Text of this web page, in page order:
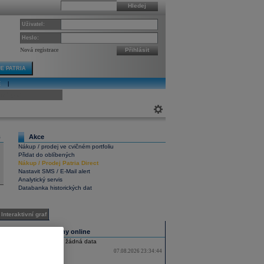
Hledej
Uživatel:
Heslo:
Nová registrace Přihlásit
PATRIA
Akce
Nákup / prodej ve cvičném portfoliu
Přidat do oblíbených
Nákup/ Prodej Patria Direct
Nastavit SMS / E-Mail alert
Analytický servis
Databanka historických dat
Interaktivní graf
Všechny trhy online
Nebyla nalezena žádná data
07.08.2026 23:34:44